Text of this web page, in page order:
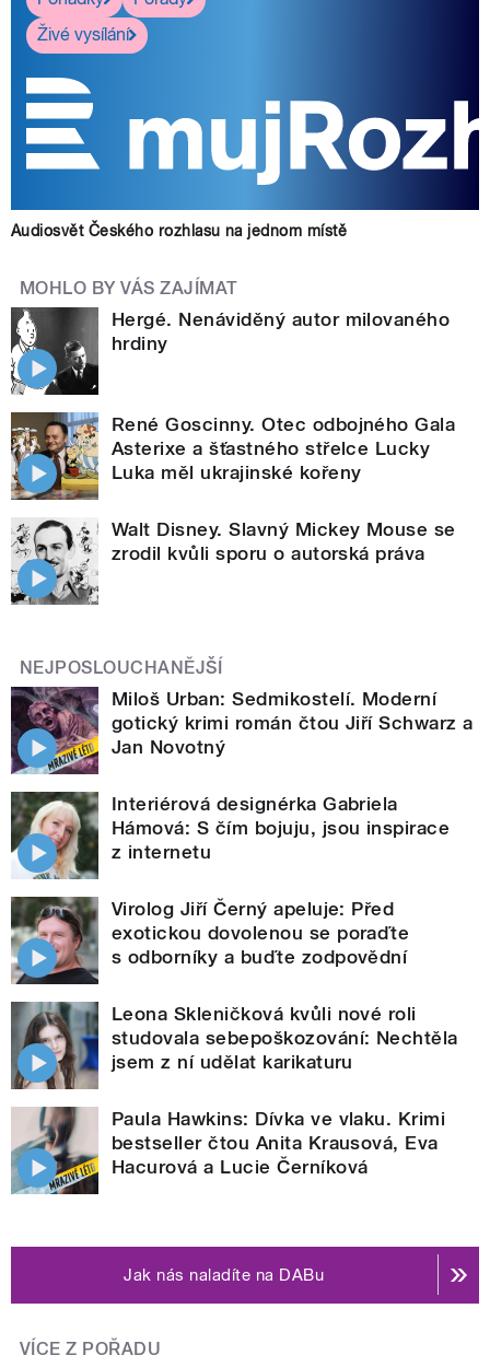
Živé vysílání
Audiosvět Českého rozhlasu na jednom místě
MOHLO BY VÁS ZAJÍMAT
Hergé. Nenáviděný autor milovaného
hrdiny
René Goscinny. Otec odbojného Gala
Asterixe a šťastného střelce Lucky
Luka měl ukrajinské kořeny
Walt Disney. Slavný Mickey Mouse se
zrodil kvůli sporu o autorská práva
NEJPOSLOUCHANĚJŠÍ
Miloš Urban: Sedmikostelí. Moderní
gotický krimi román čtou Jiří Schwarz a
Jan Novotný
Interiérová designérka Gabriela
Hámová: S čím bojuju, jsou inspirace
z internetu
Virolog Jiří Černý apeluje: Před
exotickou dovolenou se poraďte
s odborníky a buďte zodpovědní
Leona Skleničková kvůli nové roli
studovala sebepoškozování: Nechtěla
jsem z ní udělat karikaturu
Paula Hawkins: Dívka ve vlaku. Krimi
bestseller čtou Anita Krausová, Eva
Hacurová a Lucie Černíková
Jak nás naladíte na DABu
VÍCE Z POŘADU